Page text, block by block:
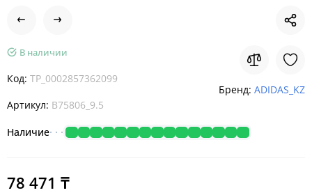
В наличии
Код: TP_0002857362099
Артикул: B75806_9.5
Наличие
Бренд: ADIDAS_KZ
78 471 ₸